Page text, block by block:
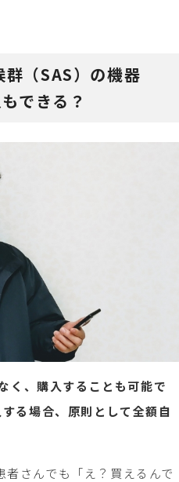
（SAS）の機器
できる？
く、購入することも可能で
る場合、原則として全額自
者さんでも「え？買えるんで